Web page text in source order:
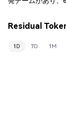
Residual
1D 7D 1M